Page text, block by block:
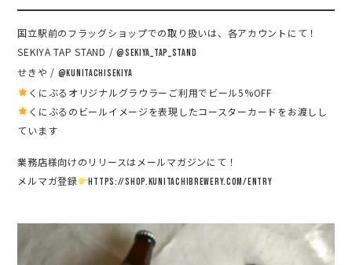
国立駅前のフラッグショップでの取り扱いは、各アカウントにて！
SEKIYA TAP STAND /@sekiya_tap_stand
せきや / @kunitachisekiya
くにぶるオリジナルグラウラーご利用でビール5%OFF
くにぶるのビールイメージを表現したコースターカードをお渡しし
ています
業務店様向けのリリースはメールマガジンにて！
メルマガ登録
https://shop.kunitachibrewery.com/entry